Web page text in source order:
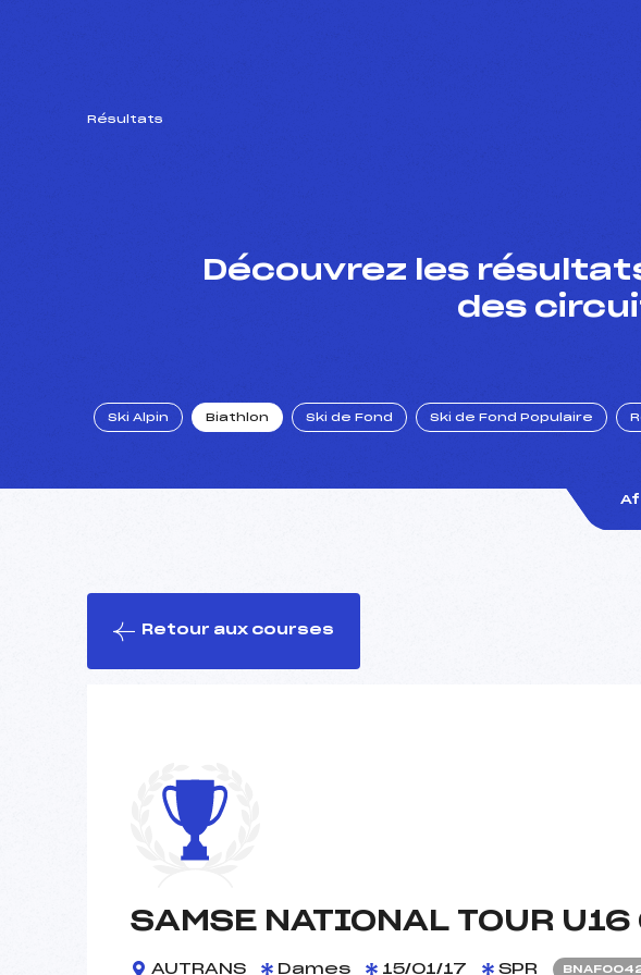
Résultats
Découvrez les
des
Ski Alpin Biathlon Ski de Fond Ski de Fond Populaire
Retour aux courses
SAMSE NATIONAL TOUR U16
AUTRANS Dames 15/01/17 SPR